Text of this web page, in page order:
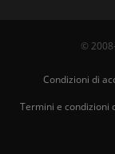
©
Condizioni di
Termini e condizioni